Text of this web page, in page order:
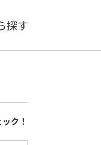
探す
ク！